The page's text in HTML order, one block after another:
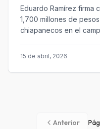
Eduardo Ramírez firma
1,700 millones de
chiapanecos en el
15 de abril, 2026
Anterior